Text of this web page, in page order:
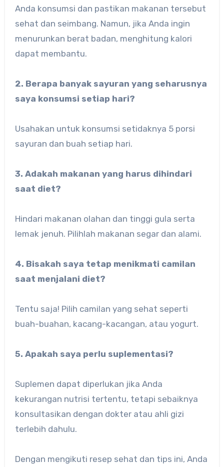
Anda konsumsi dan pastikan makanan tersebut
sehat dan seimbang. Namun, jika Anda ingin
menurunkan berat badan, menghitung kalori
dapat membantu.
2. Berapa banyak sayuran yang seharusnya
saya konsumsi setiap hari?
Usahakan untuk konsumsi setidaknya 5 porsi
sayuran dan buah setiap hari.
3. Adakah makanan yang harus dihindari
saat diet?
Hindari makanan olahan dan tinggi gula serta
lemak jenuh. Pilihlah makanan segar dan alami.
4. Bisakah saya tetap menikmati camilan
saat menjalani diet?
Tentu saja! Pilih camilan yang sehat seperti
buah-buahan, kacang-kacangan, atau yogurt.
5. Apakah saya perlu suplementasi?
Suplemen dapat diperlukan jika Anda
kekurangan nutrisi tertentu, tetapi sebaiknya
konsultasikan dengan dokter atau ahli gizi
terlebih dahulu.
Dengan mengikuti resep sehat dan tips ini, Anda